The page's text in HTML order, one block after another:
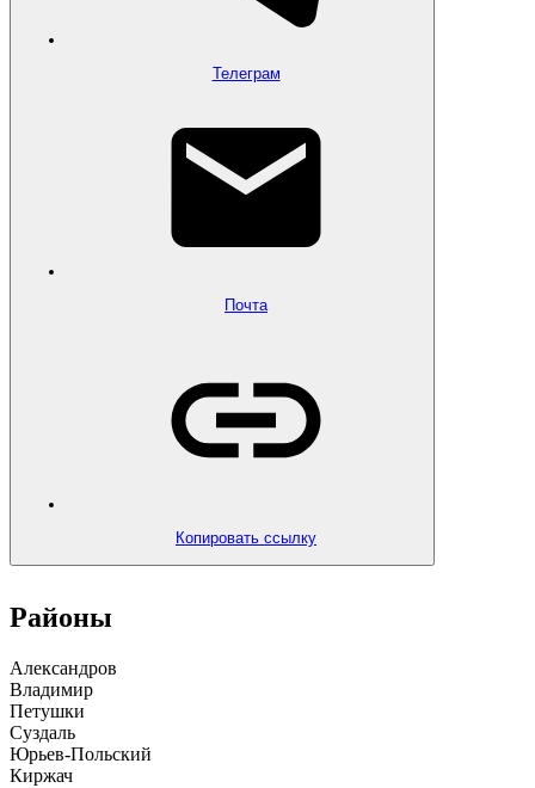
Телеграм
Почта
Копировать ссылку
Районы
Александров
Владимир
Петушки
Суздаль
Юрьев-Польский
Киржач